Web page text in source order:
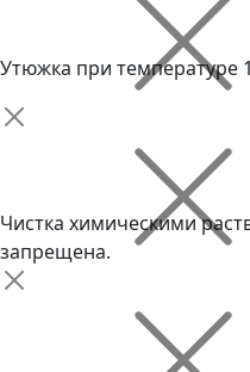
Утюжка при температуре
Чистка химическими
запрещена.